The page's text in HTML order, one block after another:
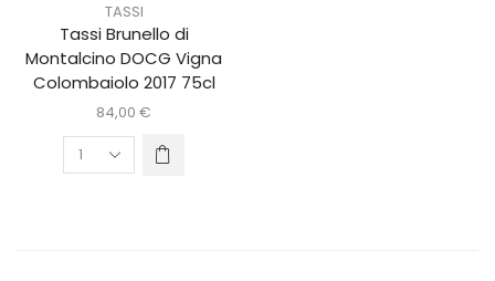
TASSI
Tassi Brunello di
Montalcino DOCG Vigna
Colombaiolo 2017 75cl
84,00 €